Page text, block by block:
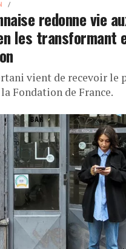
redonne vie
les transformant
vient de recevoir le
la Fondation de France.